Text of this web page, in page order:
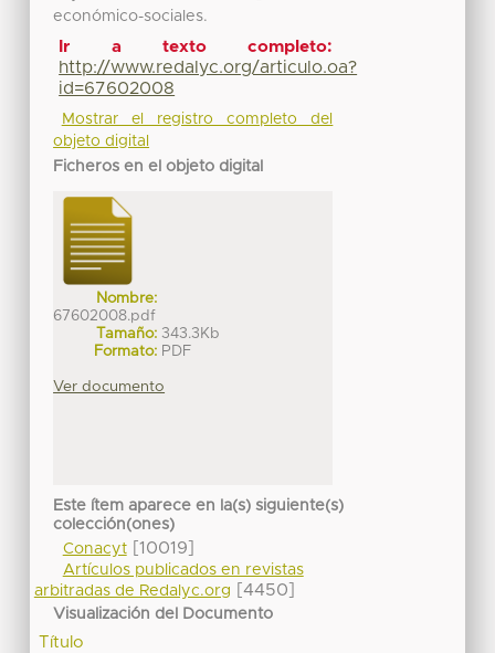
económico-sociales.
Ir a texto completo:
http://www.redalyc.org/articulo.oa?
id=67602008
Mostrar el registro completo del
objeto digital
Ficheros en el objeto digital
Nombre:
67602008.pdf
Tamaño: 343.3Kb
Formato: PDF
Ver documento
Este ítem aparece en la(s) siguiente(s)
colección(ones)
Conacyt[10019]
Artículos publicados en revistas
arbitradas de Redalyc.org
[4450]
Visualización del Documento
Título